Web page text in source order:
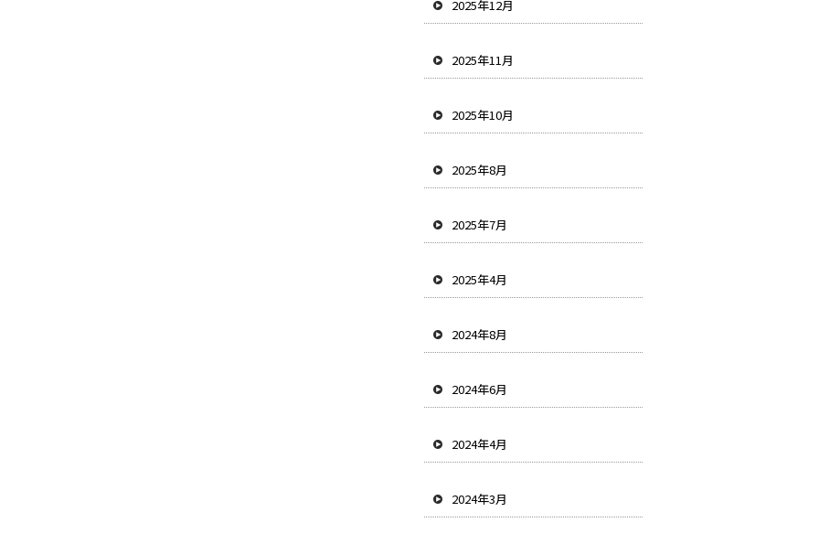
2025年12月
2025年11月
2025年10月
2025年8月
2025年7月
2025年4月
2024年8月
2024年6月
2024年4月
2024年3月